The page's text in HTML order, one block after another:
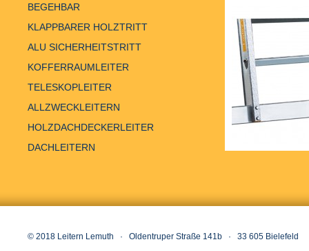
BEGEHBAR
KLAPPBARER HOLZTRITT
ALU SICHERHEITSTRITT
KOFFERRAUMLEITER
TELESKOPLEITER
ALLZWECKLEITERN
HOLZDACHDECKERLEITER
DACHLEITERN
© 2018 Leitern Lemuth · Oldentruper Straße 141b · 33 605 Bielefeld